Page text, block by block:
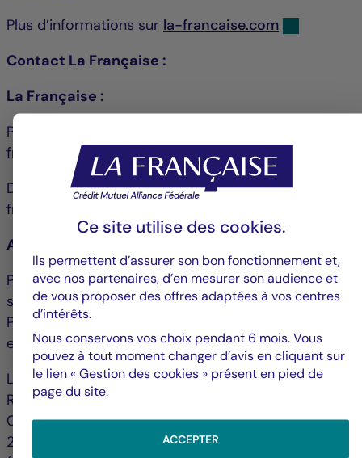
Plus d’informations sur la-francaise.com
Contact La Française :
La Française :
Pascale Cheynet: +33 1 43 12 64 25 | pcheynet@la-
francaise.com
Debbie Marty : +33 1 44 56 42 24 | debmarty@la-
francaise.com
Avertissement
Publié par La Française FINANCE Services, dont le
siège social est sis 128, boulevard Raspail, 75006
Paris, France et agréée par l’ACPR sous le n° 18673
en qualité d’entreprise d’investissement.
La société de gestion de portefeuille La Française
Real Estate Managers a reçu l’agrément AMF N° GP-
07000038 du 26 juin 2007 et l’agrément AIFM du
24/06/2014 au titre de la directive 2011/61/UE
Ce site utilise des cookies.
Ils permettent d’assurer son bon fonctionnement et,
avec nos partenaires, d’en mesurer son audience et
de vous proposer des offres adaptées à vos centres
d’intérêts.
Nous conservons vos choix pendant 6 mois. Vous
pouvez à tout moment changer d’avis en cliquant sur
le lien « Gestion des cookies » présent en pied de
page du site.
ACCEPTER